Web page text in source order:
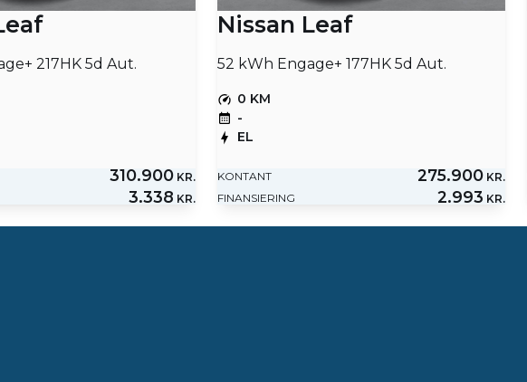
217HK 5d Aut.
310.900 KR.
3.338 KR.
Nissan Leaf
52 kWh Engage+ 177HK 5d Aut.
0 KM
-
EL
KONTANT 275.900 KR.
FINANSIERING
2.993 KR.